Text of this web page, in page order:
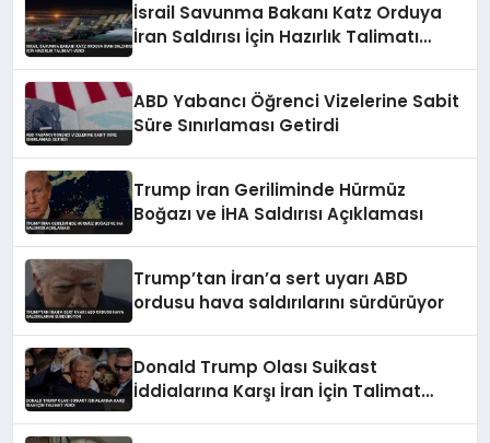
İsrail Savunma Bakanı Katz Orduya
İran Saldırısı İçin Hazırlık Talimatı
ABD Yabancı Öğrenci Vizelerine Sabit
Süre Sınırlaması Getirdi
Trump İran Geriliminde Hürmüz
Boğazı ve İHA Saldırısı Açıklaması
Trump’tan İran’a sert uyarı ABD
ordusu hava saldırılarını sürdürüyor
Donald Trump Olası Suikast
İddialarına Karşı İran İçin Talimat